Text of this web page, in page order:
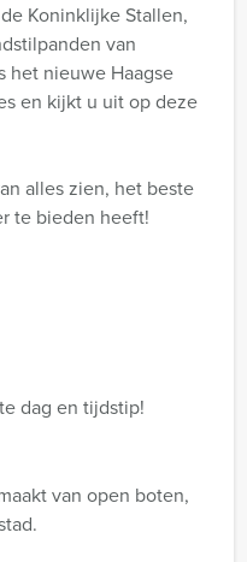
Koninklijke Stallen,
van
het nieuwe Haagse
en kijkt u uit op deze
alles zien, het beste
te bieden heeft!
dag en tijdstip!
van open boten,